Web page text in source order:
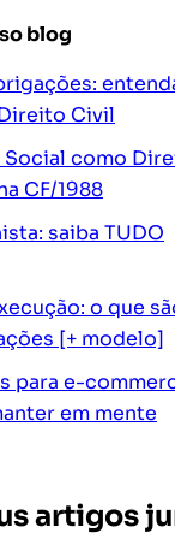
blog
Civil
Social como
CF/1988
saiba TUDO
o que
[+ modelo]
para e-
em mente
artigos